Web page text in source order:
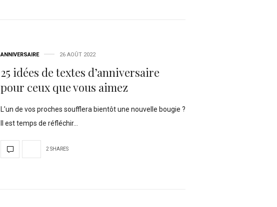
ANNIVERSAIRE 26 AOÛT 2022
25 idées de textes d’anniversaire
pour ceux que vous aimez
L’un de vos proches soufflera bientôt une nouvelle bougie ?
Il est temps de réfléchir…
2 SHARES